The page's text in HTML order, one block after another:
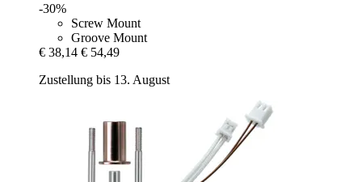
-30%
Screw Mount
Groove Mount
€ 38,14 € 54,49
Zustellung bis 13. August